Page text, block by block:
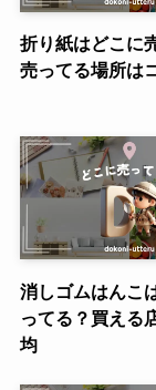
折り紙はどこに
売ってる場所は
消しゴムはんこ
ってる？買える
均